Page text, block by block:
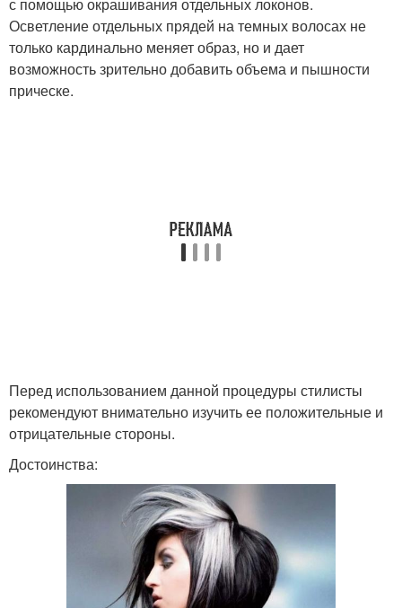
Осветление отдельных прядей на темных волосах не
только кардинально меняет образ, но и дает
возможность зрительно добавить объема и пышности
прическе.
Перед использованием данной процедуры стилисты
рекомендуют внимательно изучить ее положительные и
отрицательные стороны.
Достоинства: